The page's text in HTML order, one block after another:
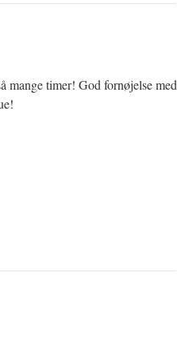
mange timer! God fornøjelse med